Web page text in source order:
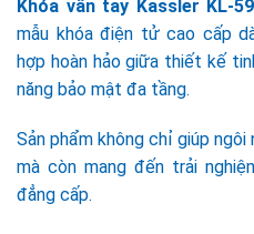
Khóa vân tay Kassler KL-
mẫu khóa điện tử cao cấp
hợp hoàn hảo giữa thiết kế
năng bảo mật đa tầng.
Sản phẩm không chỉ giúp
mà còn mang đến trải
đẳng cấp.